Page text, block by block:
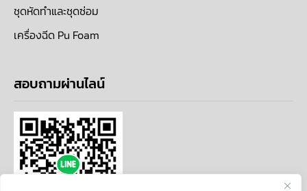
ชุดหัดทำและชุดซ่อม
เครื่องฉีด Pu Foam
สอบถามผ่านไลน์